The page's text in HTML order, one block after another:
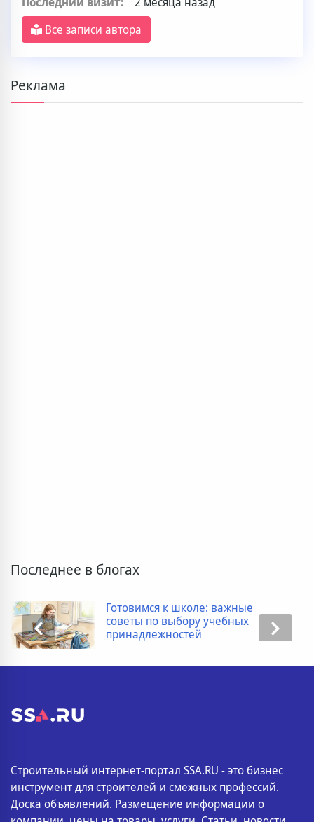
Все записи автора
Реклама
Последнее в блогах
Дополнительные расходы при
покупке новостройки: полный
список
Строительный интернет-портал SSA.RU - это бизнес
инструмент для строителей и смежных профессий.
Доска объявлений. Размещение информации о